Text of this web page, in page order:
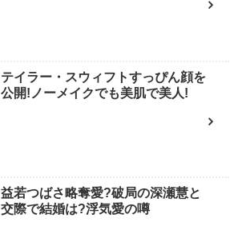
テイラー・スウィフトすっぴん顔を
公開!ノーメイクでも美肌で美人!
益若つばさ略奪愛?破局の深瀬慧と
交際で結婚は?浮気愛の噂